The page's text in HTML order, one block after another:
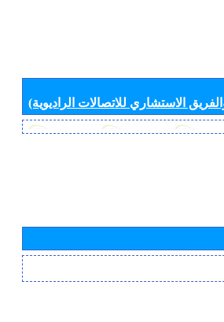
الاستشاري للاتصالات الراديوية)